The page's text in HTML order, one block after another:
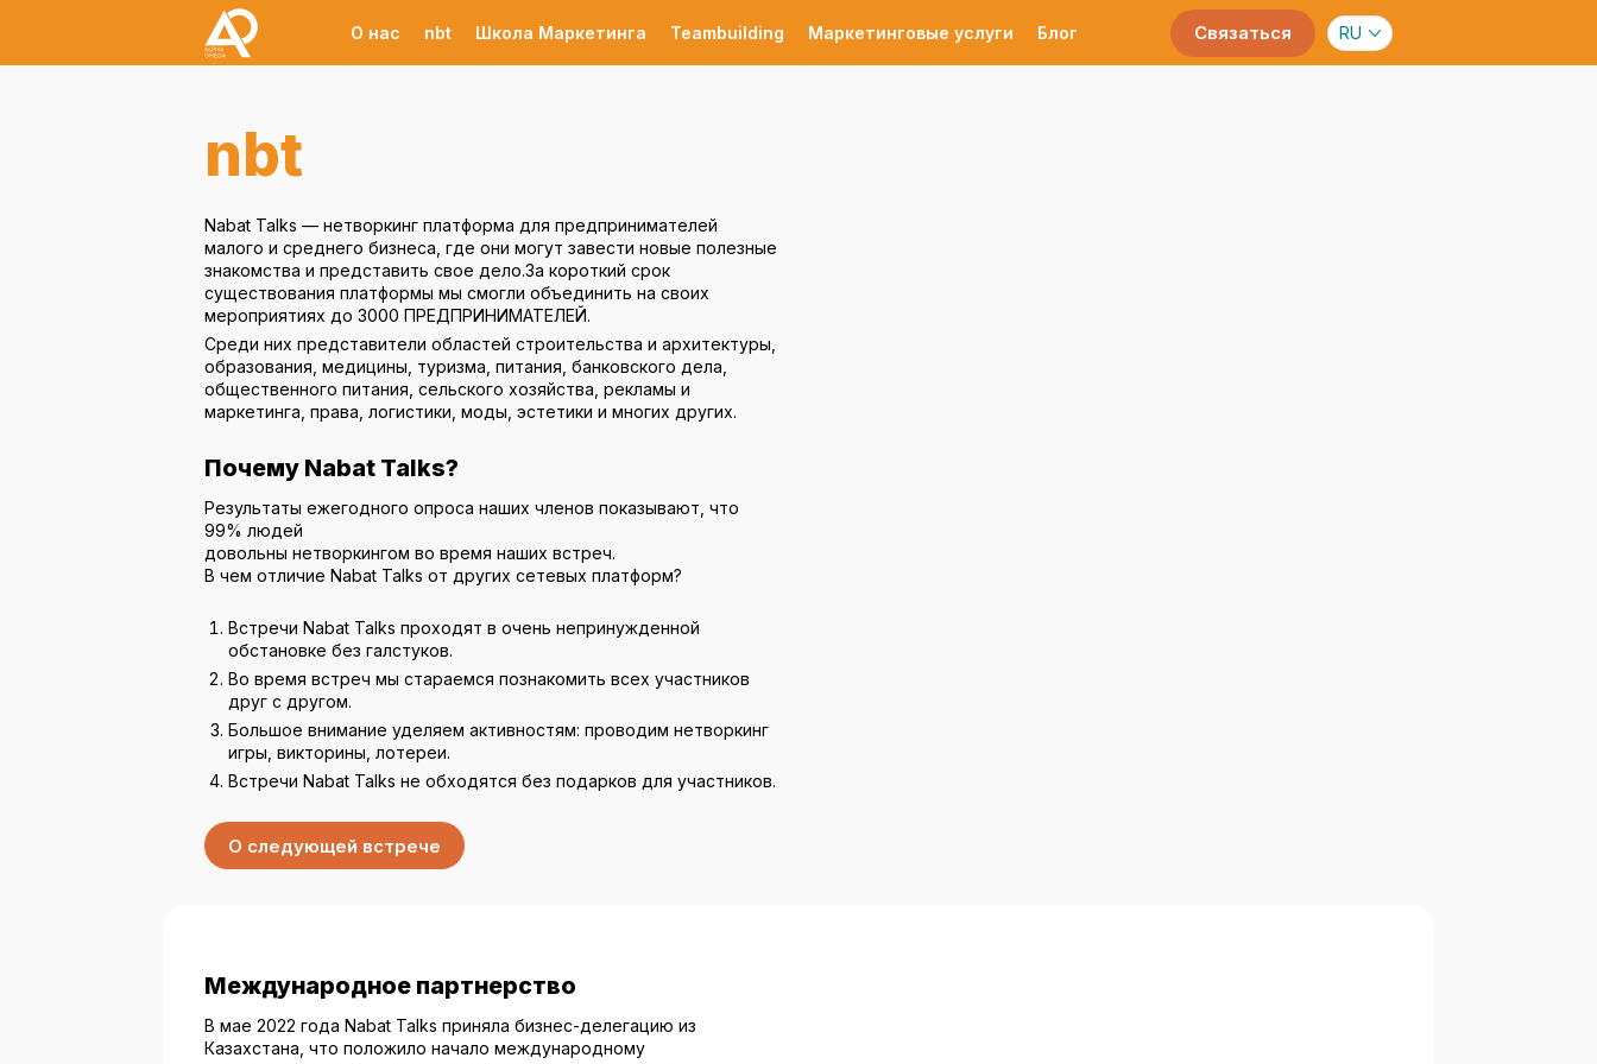
О нас nbt Школа Маркетинга Teambuilding Маркетинговые услуги Блог Связаться RU
nbt
Nabat Talks — нетворкинг платформа для предпринимателей
малого и среднего бизнеса, где они могут завести новые полезные
знакомства и представить свое дело.За короткий срок
существования платформы мы смогли объединить на своих
мероприятиях до 3000 ПРЕДПРИНИМАТЕЛЕЙ.
Среди них представители областей строительства и архитектуры,
образования, медицины, туризма, питания, банковского дела,
общественного питания, сельского хозяйства, рекламы и
маркетинга, права, логистики, моды, эстетики и многих других.
Почему Nabat Talks?
Результаты ежегодного опроса наших членов показывают, что
99% людей
довольны нетворкингом во время наших встреч.
В чем отличие Nabat Talks от других сетевых платформ?
Встречи Nabat Talks проходят в очень непринужденной
обстановке без галстуков.
Во время встреч мы стараемся познакомить всех участников
друг с другом.
Большое внимание уделяем активностям: проводим нетворкинг
игры, викторины, лотереи.
Встречи Nabat Talks не обходятся без подарков для участников.
О следующей встрече
Международное партнерство
В мае 2022 года Nabat Talks приняла бизнес-делегацию из
Казахстана, что положило начало международному